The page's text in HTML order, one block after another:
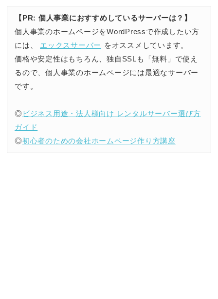
【PR: 個人事業におすすめしているサーバーは？】
個人事業のホームページをWordPressで作成したい方
には、 エックスサーバー をオススメしています。
価格や安定性はもちろん、独自SSLも「無料」で使え
るので、個人事業のホームページには最適なサーバー
です。
◎ビジネス用途・法人様向け レンタルサーバー選び方
ガイド
◎初心者のための会社ホームページ作り方講座